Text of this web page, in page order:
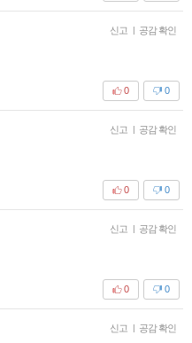
신고 | 공감 확인
0
0
신고 | 공감 확인
0
0
신고 | 공감 확인
0
0
신고 | 공감 확인